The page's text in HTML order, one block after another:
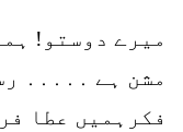
میرے دوستو!
مشن ہے ․․․․․
فکرہمیں عطا